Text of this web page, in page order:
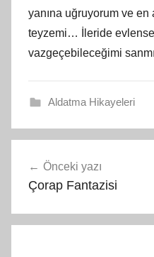
yanına uğruyorum ve
teyzemi… İleride
vazgeçebileceğimi
Aldatma Hikayeleri
gezinmesi
Önceki yazı
Çorap Fantazisi